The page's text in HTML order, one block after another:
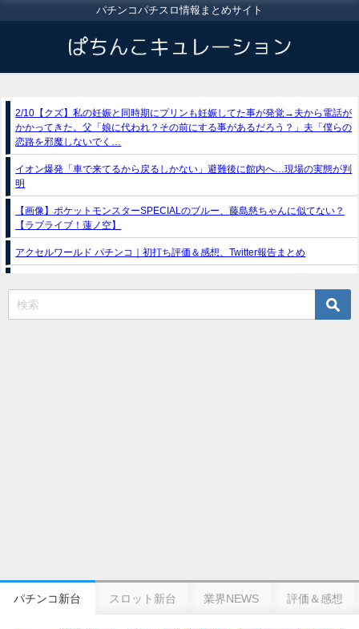
パチンコパチスロ情報まとめサイト
2/10【クズ】私の妊娠と同時期にプリンも妊娠してた事が発覚→夫から電話が
かかってきた。父「娘に代われ？その前にする事があるだろう？」夫「僕らの
恋路を邪魔しないでく…
イオン爆発「車で来てるから戻るしかない」避難後に館内へ…現場の実態が判
明
【画像】ポケットモンスターSPECIALのブルー、藤島慈ちゃんに似てない？
【ラブライブ！蓮ノ空】
アクセルワールド パチンコ｜初打ち評価＆感想、Twitter報告まとめ
e獣王-獅子の一撃-｜スペック・攻略情報
パチンコ新台 スロット新台 業界NEWS 評価＆感想